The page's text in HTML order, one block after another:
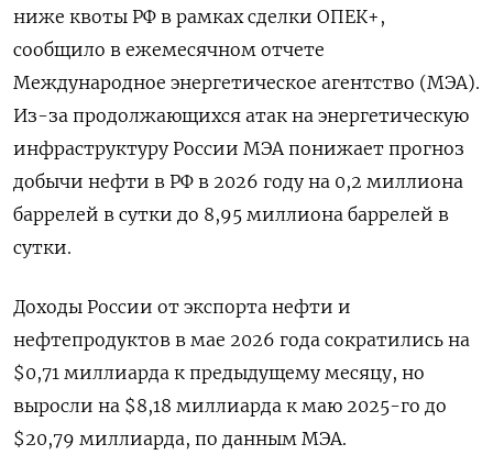
ниже квоты РФ в рамках сделки ОПЕК+,
сообщило в ежемесячном отчете
Международное энергетическое агентство (МЭА).
Из-за продолжающихся атак на энергетическую
инфраструктуру России МЭА понижает ​прогноз
добычи нефти в РФ ​в 2026 году ​на 0,2 миллиона
баррелей ⁠в сутки до 8,95 миллиона баррелей в
сутки.
Доходы России ‌от экспорта нефти и
нефтепродуктов в ‌мае 2026 года сократились на
$0,71 миллиарда к предыдущему месяцу, но
выросли на $8,18 миллиарда к маю 2025-го ​до
$20,79 миллиарда, по данным МЭА.